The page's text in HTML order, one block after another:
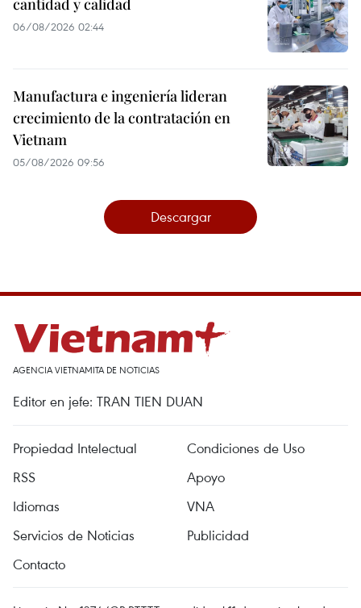
cantidad y calidad
06/08/2026 02:44
Manufactura e ingeniería lideran
crecimiento de la contratación en
Vietnam
05/08/2026 09:56
Descargar
AGENCIA VIETNAMITA DE NOTICIAS
Editor en jefe: TRAN TIEN DUAN
Propiedad Intelectual
Condiciones de Uso
RSS
Apoyo
Idiomas
VNA
Servicios de Noticias
Publicidad
Contacto